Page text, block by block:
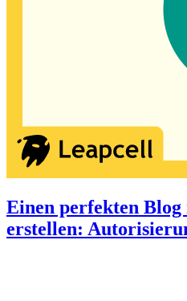
Einen perfekten
erstellen: